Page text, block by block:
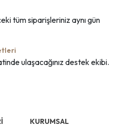
tüm siparişleriniz aynı gün
ulaşacağınız destek ekibi.
KURUMSAL